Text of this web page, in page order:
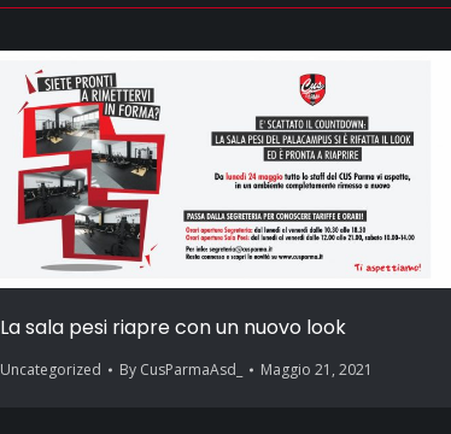
La sala pesi riapre con un nuovo look
Uncategorized By CusParmaAsd_ Maggio 21, 2021